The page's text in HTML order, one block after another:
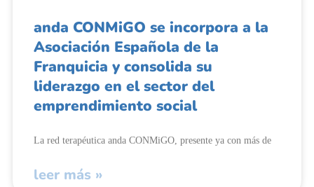
anda CONMiGO se incorpora a la
Asociación Española de la
Franquicia y consolida su
liderazgo en el sector del
emprendimiento social
La red terapéutica anda CONMiGO, presente ya con más de
leer más »